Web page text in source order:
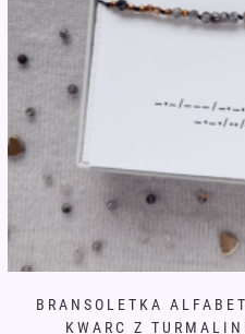
BRANSOLETKA
KWARC Z